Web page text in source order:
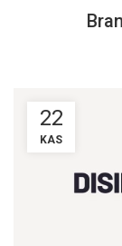
22
KAS